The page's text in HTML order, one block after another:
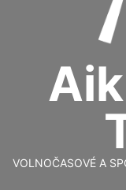
VOLNOČASOVÉ A